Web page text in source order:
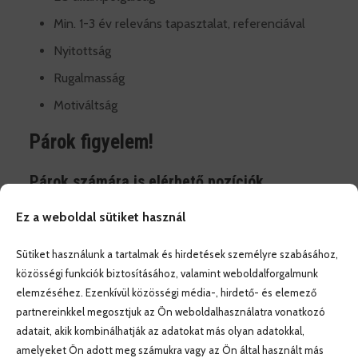
Ez a weboldal sütiket használ
Sütiket használunk a tartalmak és hirdetések személyre szabásához,
közösségi funkciók biztosításához, valamint weboldalforgalmunk
elemzéséhez. Ezenkívül közösségi média-, hirdető- és elemező
partnereinkkel megosztjuk az Ön weboldalhasználatra vonatkozó
adatait, akik kombinálhatják az adatokat más olyan adatokkal,
amelyeket Ön adott meg számukra vagy az Ön által használt más
Min. 1-3 év releváns tapasztalat, referenciával
Nyitottság
Rugalmasság
Motiváltság
Párok figyelem!
Párok számára is elérhető pozíciók
Párok jelentkezését is tudjuk fogadni, amennyiben
felszolgálónak vagy houskeepernek jelentkezik.
Elvárás, hogy fiatal, energikus, reprezentatív légy (35
éves korig), tapasztalattal a vendéglátásban, és
rugalmasan tudj kezdeni . Szállás biztosított a
szállodában vagy különálló lakásban, de legtöbb